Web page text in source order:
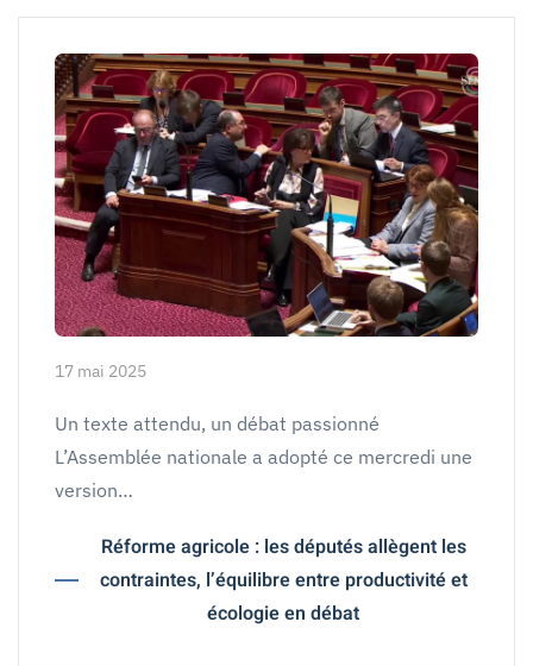
17 mai 2025
Un texte attendu, un débat passionné
L’Assemblée nationale a adopté ce mercredi une
version…
Réforme agricole : les députés allègent les
contraintes, l’équilibre entre productivité et
écologie en débat